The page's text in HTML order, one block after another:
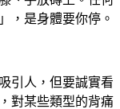
，是身體要你停。
引人，但要誠實看
對某些類型的背痛